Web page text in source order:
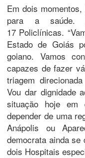
Em dois
para a saúde.
17 Policlínicas.
Estado de Goiás
goiano. Vamos
capazes de fazer
triagem
Vou dar dignidade
situação hoje
depender de uma
Anápolis ou
democrata ainda se
dois Hospitais